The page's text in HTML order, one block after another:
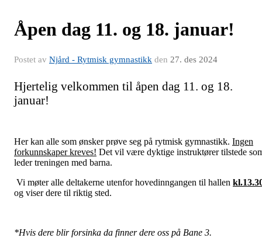
Åpen dag 11. og 18. januar!
Postet av Njård - Rytmisk gymnastikk den 27. des 2024
Hjertelig velkommen til åpen dag 11. og 18.
januar!
Her kan alle som ønsker prøve seg på rytmisk gymnastikk. Ingen
forkunnskaper kreves! Det vil være dyktige instruktører tilstede
leder treningen med barna.
Vi møter alle deltakerne utenfor hovedinngangen til hallen
og viser dere til riktig sted.
*Hvis dere blir forsinka da finner dere oss på Bane 3.